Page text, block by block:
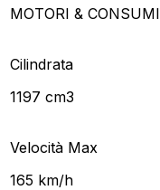
MOTORI & CONSUMI
Cilindrata
1197 cm3
Velocità Max
165 km/h